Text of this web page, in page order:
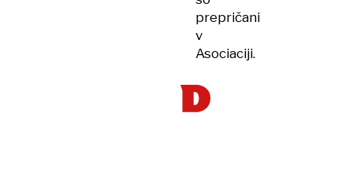
prepričani
v
Asociaciji.